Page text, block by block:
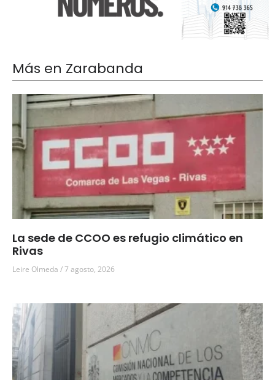
Más en Zarabanda
La sede de CCOO es refugio climático en
Rivas
Leire Olmeda 7 agosto, 2026